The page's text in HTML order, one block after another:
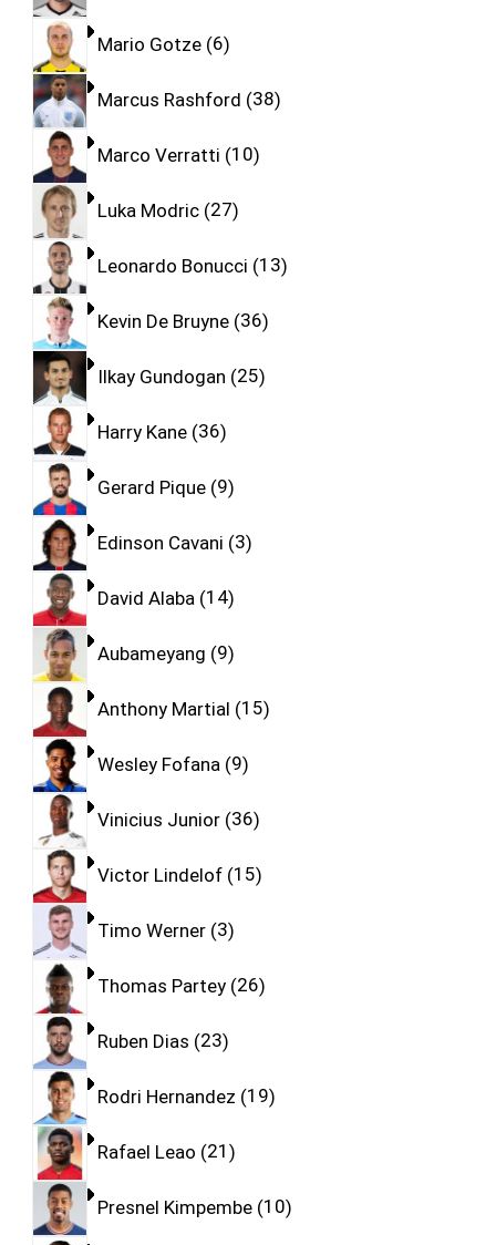
Mario Gotze 6
Marcus Rashford 38
Marco Verratti 10
Luka Modric 27
Leonardo Bonucci 13
Kevin De Bruyne 36
Ilkay Gundogan 25
Harry Kane 36
Gerard Pique 9
Edinson Cavani 3
David Alaba 14
Aubameyang 9
Anthony Martial 15
Wesley Fofana 9
Vinicius Junior 36
Victor Lindelof 15
Timo Werner 3
Thomas Partey 26
Ruben Dias 23
Rodri Hernandez 19
Rafael Leao 21
Presnel Kimpembe 10